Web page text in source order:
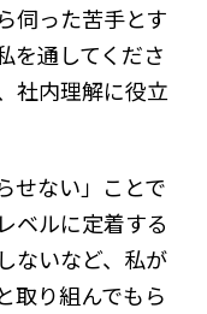
伺った苦手とす
を通してくださ
社内理解に役立
せない」ことで
ベルに定着する
ないなど、私が
取り組んでもら